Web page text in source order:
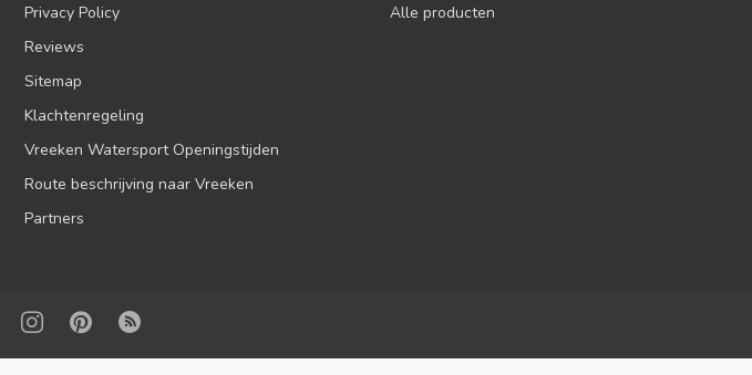
Privacy Policy
Reviews
Sitemap
Klachtenregeling
Vreeken Watersport Openingstijden
Route beschrijving naar Vreeken
Partners
Alle producten